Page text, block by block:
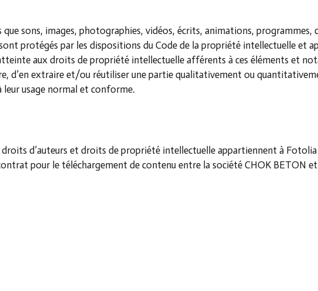
sons, images, photographies, vidéos, écrits, animations, programmes,
protégés par les dispositions du Code de la propriété intellectuelle et
aux droits de propriété intellectuelle afférents à ces éléments et
d’en extraire et/ou réutiliser une partie qualitativement ou
leur usage normal et conforme.
d’auteurs et droits de propriété intellectuelle appartiennent à Fotolia
pour le téléchargement de contenu entre la société CHOK BETON